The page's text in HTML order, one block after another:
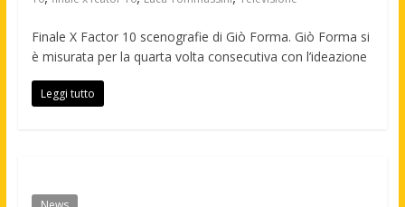
Finale X Factor 10 scenografie di Giò Forma. Giò Forma si
è misurata per la quarta volta consecutiva con l’ideazione
Leggi tutto